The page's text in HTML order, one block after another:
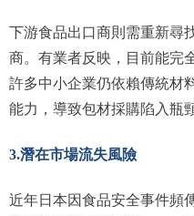
下游食品出口商則需重新尋
商。有業者反映，目前能完
許多中小企業仍依賴傳統材
能力，導致包材採購陷入瓶頸
3.潛在市場流失風險
近年日本因食品安全事件頻